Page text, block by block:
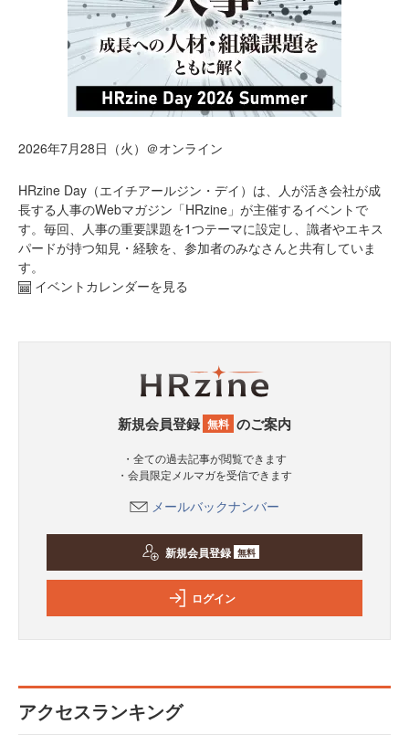
2026年7月28日（火）＠オンライン
HRzine Day（エイチアールジン・デイ）は、人が活き会社が成
長する人事のWebマガジン「HRzine」が主催するイベントで
す。毎回、人事の重要課題を1つテーマに設定し、識者やエキス
パードが持つ知見・経験を、参加者のみなさんと共有していま
す。
イベントカレンダーを見る
新規会員登録 無料 のご案内
・全ての過去記事が閲覧できます
・会員限定メルマガを受信できます
メールバックナンバー
新規会員登録 無料
ログイン
アクセスランキング